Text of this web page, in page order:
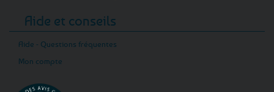
Aide et conseils
Aide - Questions fréquentes
Mon compte